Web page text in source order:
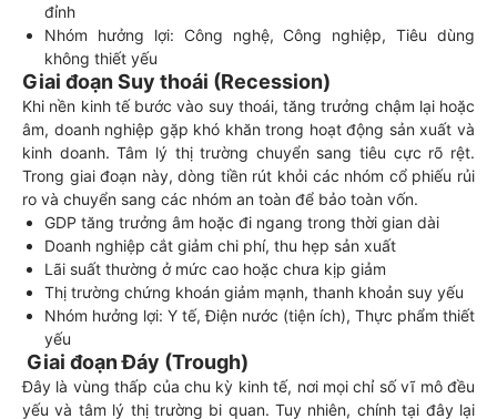
đỉnh
Nhóm hưởng lợi: Công nghệ, Công nghiệp, Tiêu dùng
không thiết yếu
Giai đoạn Suy thoái (Recession)
Khi nền kinh tế bước vào suy thoái, tăng trưởng chậm lại hoặc
âm, doanh nghiệp gặp khó khăn trong hoạt động sản xuất và
kinh doanh. Tâm lý thị trường chuyển sang tiêu cực rõ rệt.
Trong giai đoạn này, dòng tiền rút khỏi các nhóm cổ phiếu rủi
ro và chuyển sang các nhóm an toàn để bảo toàn vốn.
GDP tăng trưởng âm hoặc đi ngang trong thời gian dài
Doanh nghiệp cắt giảm chi phí, thu hẹp sản xuất
Lãi suất thường ở mức cao hoặc chưa kịp giảm
Thị trường chứng khoán giảm mạnh, thanh khoản suy yếu
Nhóm hưởng lợi: Y tế, Điện nước (tiện ích), Thực phẩm thiết
yếu
Giai đoạn Đáy (Trough)
Đây là vùng thấp của chu kỳ kinh tế, nơi mọi chỉ số vĩ mô đều
yếu và tâm lý thị trường bi quan. Tuy nhiên, chính tại đây lại